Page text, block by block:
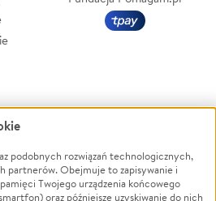
Powódź
Wichura
podobnych rozwiązań technologicznych,
partnerów. Obejmuje to zapisywanie i
Twojego urządzenia końcowego
oraz późniejsze uzyskiwanie do nich